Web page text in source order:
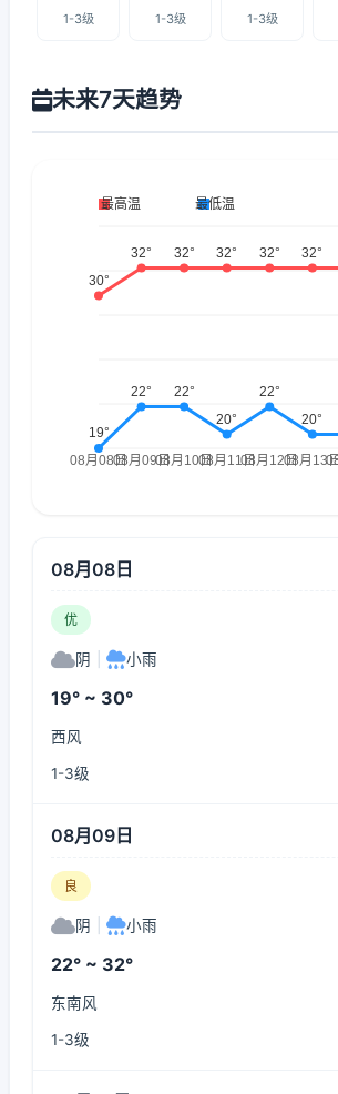
1-3级 1-3级 1-3级
未来7天趋势
08月08日
优
阴 小雨
19° ~ 30°
西风
1-3级
08月09日
良
阴 小雨
22° ~ 32°
东南风
1-3级